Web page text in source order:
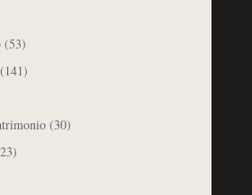
(53)
(30)